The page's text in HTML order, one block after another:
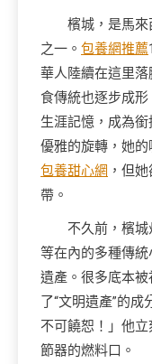
檳城，是馬
之一。 包養網推薦
華人陸續在這里
食傳統也逐步成
生涯記憶，成為
優雅的旋轉，她
包養甜心網 ，但
帶。
不久前，檳
等在內的多種傳統
遺產。很多底本被
了“文明遺產”的成
不可饒恕！」他
節器的燃料口。